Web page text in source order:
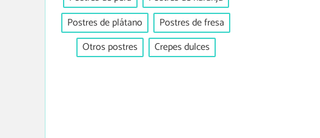
Postres de plátano
Postres de fresa
Otros postres
Crepes dulces